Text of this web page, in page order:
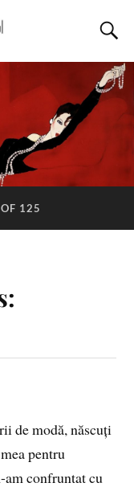
125
de modă, născuți
pentru
confruntat cu